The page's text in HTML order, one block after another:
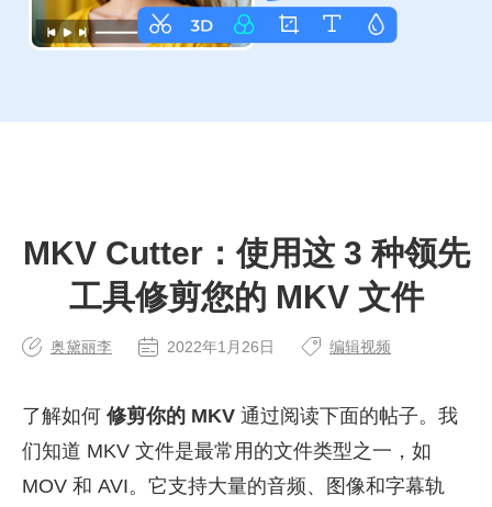
MKV Cutter：使用这 3 种领先
工具修剪您的 MKV 文件
奥黛丽李 2022年1月26日 编辑视频
了解如何 修剪你的 MKV 通过阅读下面的帖子。我
们知道 MKV 文件是最常用的文件类型之一，如
MOV 和 AVI。它支持大量的音频、图像和字幕轨